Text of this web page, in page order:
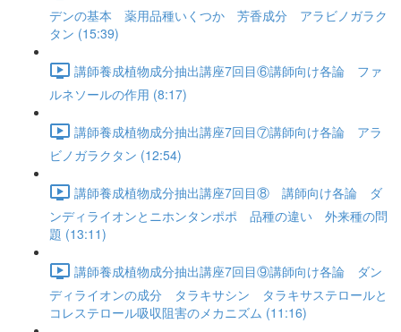
デンの基本 薬用品種いくつか 芳香成分 アラビノガラク
タン (15:39)
講師養成植物成分抽出講座7回目⑥講師向け各論 ファ
ルネソールの作用 (8:17)
講師養成植物成分抽出講座7回目⑦講師向け各論 アラ
ビノガラクタン (12:54)
講師養成植物成分抽出講座7回目⑧ 講師向け各論 ダ
ンディライオンとニホンタンポポ 品種の違い 外来種の問
題 (13:11)
講師養成植物成分抽出講座7回目⑨講師向け各論 ダン
ディライオンの成分 タラキサシン タラキサステロールと
コレステロール吸収阻害のメカニズム (11:16)